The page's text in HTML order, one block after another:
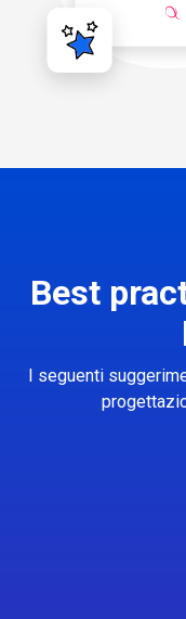
Best
I seguenti